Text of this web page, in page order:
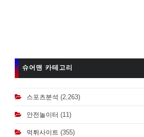
슈어맨 카테고리
스포츠분석 (2,263)
안전놀이터 (11)
먹튀사이트 (355)